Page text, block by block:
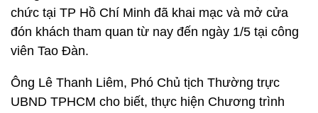
chức tại TP Hồ Chí Minh đã khai mạc và mở cửa
đón khách tham quan từ nay đến ngày 1/5 tại công
viên Tao Đàn.
Ông Lê Thanh Liêm, Phó Chủ tịch Thường trực
UBND TPHCM cho biết, thực hiện Chương trình